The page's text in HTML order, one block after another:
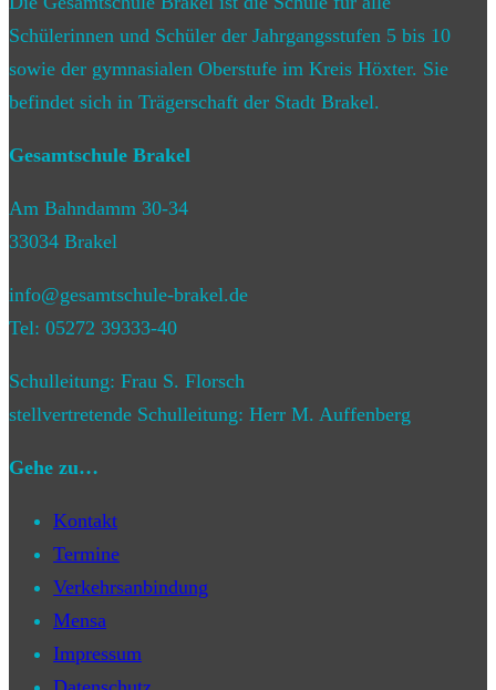
Schülerinnen und Schüler der Jahrgangsstufen 5 bis 10
sowie der gymnasialen Oberstufe im Kreis Höxter. Sie
befindet sich in Trägerschaft der Stadt Brakel.
Gesamtschule Brakel
Am Bahndamm 30-34
33034 Brakel
info@gesamtschule-brakel.de
Tel: 05272 39333-40
Schulleitung: Frau S. Florsch
stellvertretende Schulleitung: Herr M. Auffenberg
Gehe zu…
Kontakt
Termine
Verkehrsanbindung
Mensa
Impressum